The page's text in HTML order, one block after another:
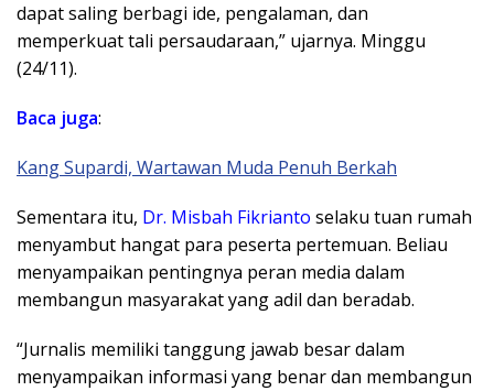
dapat saling berbagi ide, pengalaman, dan
memperkuat tali persaudaraan,” ujarnya. Minggu
(24/11).
Baca juga:
Kang Supardi, Wartawan Muda Penuh Berkah
Sementara itu, Dr. Misbah Fikrianto selaku tuan rumah
menyambut hangat para peserta pertemuan. Beliau
menyampaikan pentingnya peran media dalam
membangun masyarakat yang adil dan beradab.
“Jurnalis memiliki tanggung jawab besar dalam
menyampaikan informasi yang benar dan membangun